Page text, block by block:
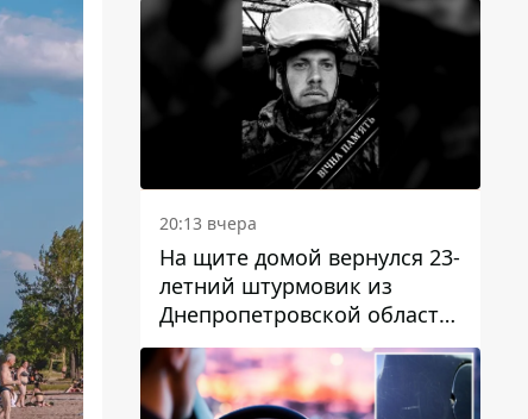
20:13 вчера
На щите домой вернулся 23-
летний штурмовик из
Днепропетровской области
Богдан Бескровный